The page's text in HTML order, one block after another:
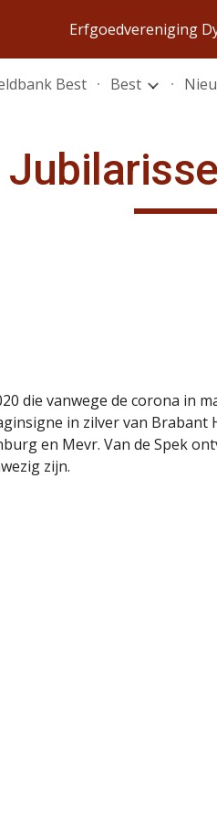
main contentErfgoedvereniging
Best Best
die vanwege de corona in
in zilver van
en Mevr. Van de Spek
zijn.